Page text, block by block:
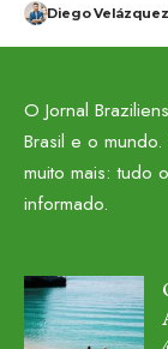
Diego Velázquez
O Jornal
Brasil e o
muito mais: tudo
informado.